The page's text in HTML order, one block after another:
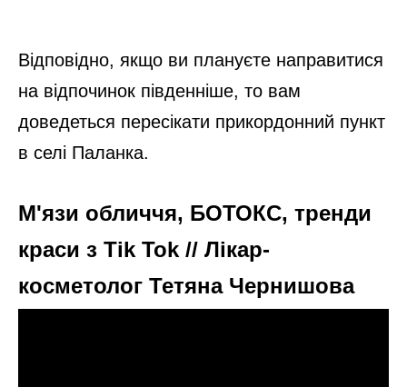
Відповідно, якщо ви плануєте направитися
на відпочинок південніше, то вам
доведеться пересікати прикордонний пункт
в селі Паланка.
М'язи обличчя, БОТОКС, тренди
краси з Tik Tok // Лікар-
косметолог Тетяна Чернишова